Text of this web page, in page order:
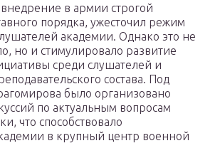
в армии строгой
порядка, ужесточил режим
академии. Однако это не
но и стимулировало развитие
среди слушателей и
состава. Под
было организовано
по актуальным вопросам
что способствовало
в крупный центр военной